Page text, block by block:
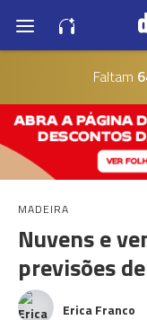
Faltam
MADEIRA
Nuvens e
previsões
Erica Franco